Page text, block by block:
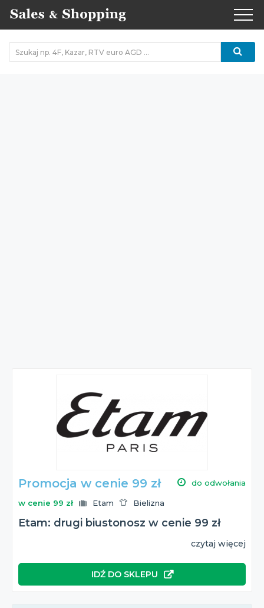
Promocja w cenie 99 zł do odwołania
w cenie 99 zł Etam Bielizna
Etam: drugi biustonosz w cenie 99 zł
czytaj więcej
IDŹ DO SKLEPU